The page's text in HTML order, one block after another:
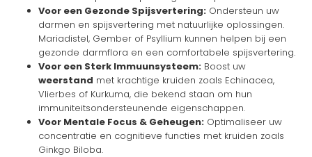
Voor een Gezonde Spijsvertering: Ondersteun uw
darmen en spijsvertering met natuurlijke oplossingen.
Mariadistel, Gember of Psyllium kunnen helpen bij een
gezonde darmflora en een comfortabele spijsvertering.
Voor een Sterk Immuunsysteem: Boost uw
weerstand met krachtige kruiden zoals Echinacea,
Vlierbes of Kurkuma, die bekend staan om hun
immuniteitsondersteunende eigenschappen.
Voor Mentale Focus & Geheugen: Optimaliseer uw
concentratie en cognitieve functies met kruiden zoals
Ginkgo Biloba.